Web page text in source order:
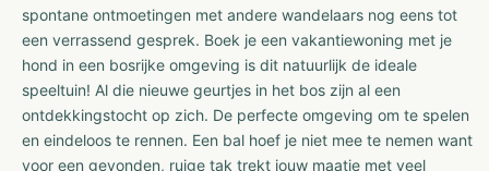
spontane ontmoetingen met andere wandelaars nog eens tot
een verrassend gesprek. Boek je een vakantiewoning met je
hond in een bosrijke omgeving is dit natuurlijk de ideale
speeltuin! Al die nieuwe geurtjes in het bos zijn al een
ontdekkingstocht op zich. De perfecte omgeving om te spelen
en eindeloos te rennen. Een bal hoef je niet mee te nemen want
voor een gevonden, ruige tak trekt jouw maatje met veel